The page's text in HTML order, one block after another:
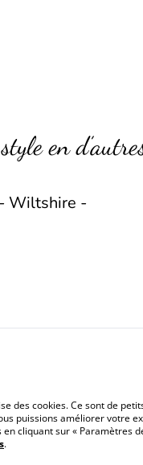
en
Wiltshire -
des cookies. Ce sont de
puissions améliorer votre
cliquant sur « Paramètres
.